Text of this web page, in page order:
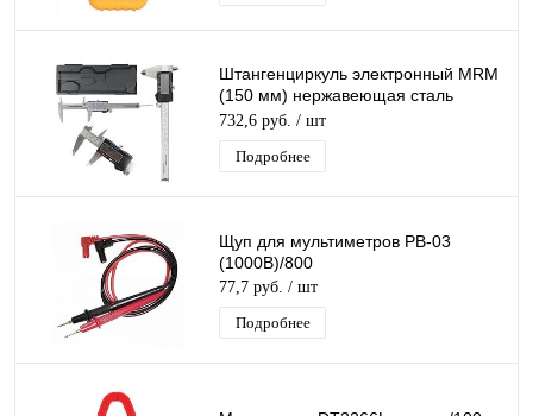
Штангенциркуль электронный MRM
(150 мм) нержавеющая сталь
глубиномер,Высокий показатели
точности
732,6 руб. / шт
Подробнее
Щуп для мультиметров PB-03
(1000В)/800
77,7 руб. / шт
Подробнее